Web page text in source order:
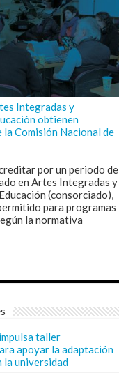
Integradas y
obtienen
Comisión Nacional de
por un periodo de
en Artes Integradas y
(consorciado),
para programas
la normativa
taller
apoyar la adaptación
la universidad